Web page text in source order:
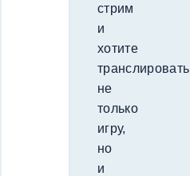
стрим
и
хотите
транслировать
не
только
игру,
но
и